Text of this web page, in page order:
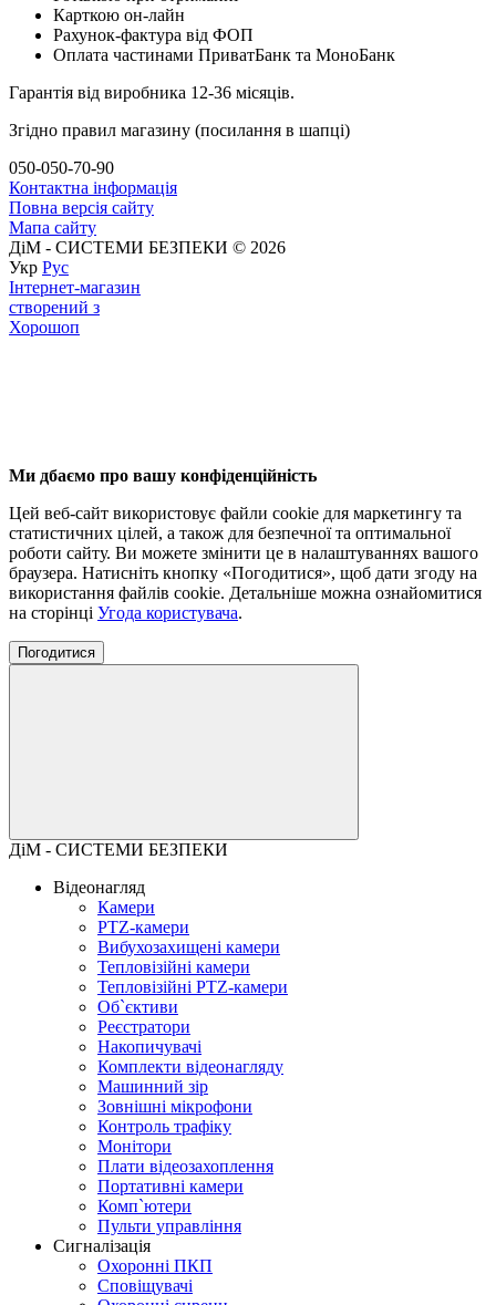
Карткою он-лайн
Рахунок-фактура від ФОП
Оплата частинами ПриватБанк та МоноБанк
Гарантія від виробника 12-36 місяців.
Згідно правил магазину (посилання в шапці)
050-050-70-90
Контактна інформація
Повна версія сайту
Мапа сайту
ДіМ - СИСТЕМИ БЕЗПЕКИ © 2026
Укр Рус
Інтернет-магазин
створений з
Хорошоп
Ми дбаємо про вашу конфіденційність
Цей веб-сайт використовує файли cookie для маркетингу та
статистичних цілей, а також для безпечної та оптимальної
роботи сайту. Ви можете змінити це в налаштуваннях вашого
браузера. Натисніть кнопку «Погодитися», щоб дати згоду на
використання файлів cookie. Детальніше можна ознайомитися
на сторінці Угода користувача.
Погодитися
ДіМ - СИСТЕМИ БЕЗПЕКИ
Відеонагляд
Камери
PTZ-камери
Вибухозахищені камери
Тепловізійні камери
Тепловізійні PTZ-камери
Об`єктиви
Реєстратори
Накопичувачі
Комплекти відеонагляду
Машинний зір
Зовнішні мікрофони
Контроль трафіку
Монітори
Плати відеозахоплення
Портативні камери
Комп`ютери
Пульти управління
Сигналізація
Охоронні ПКП
Сповіщувачі